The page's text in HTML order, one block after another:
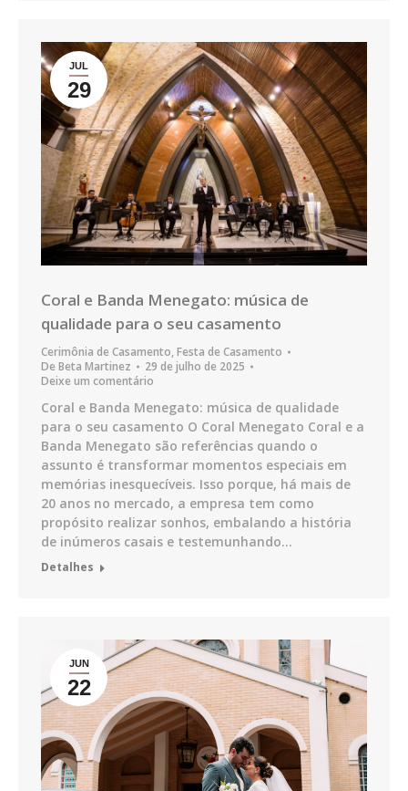
JUL
29
Coral e Banda Menegato: música de
qualidade para o seu casamento
Cerimônia de Casamento,Festa de Casamento
De Beta Martinez
29 de julho de 2025
Deixe um comentário
Coral e Banda Menegato: música de qualidade
para o seu casamento O Coral Menegato Coral e a
Banda Menegato são referências quando o
assunto é transformar momentos especiais em
memórias inesquecíveis. Isso porque, há mais de
20 anos no mercado, a empresa tem como
propósito realizar sonhos, embalando a história
de inúmeros casais e testemunhando…
Detalhes
JUN
22